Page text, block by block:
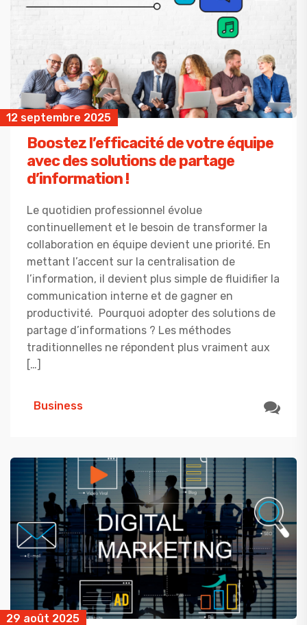
12 septembre 2025
Boostez l’efficacité de votre équipe
avec des solutions de partage
d’information !
Le quotidien professionnel évolue
continuellement et le besoin de transformer la
collaboration en équipe devient une priorité. En
mettant l’accent sur la centralisation de
l’information, il devient plus simple de fluidifier la
communication interne et de gagner en
productivité. Pourquoi adopter des solutions de
partage d’informations ? Les méthodes
traditionnelles ne répondent plus vraiment aux
[…]
Business
29 août 2025